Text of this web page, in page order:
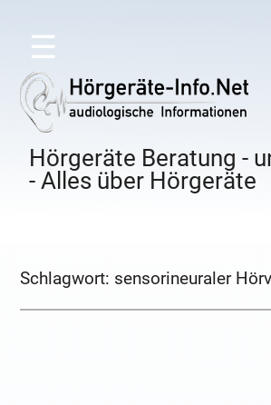
☰
Hörgeräte Beratung -
- Alles über Hörgeräte
Schlagwort: sensorineuraler